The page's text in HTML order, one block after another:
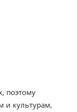
поэтому
и культурам,